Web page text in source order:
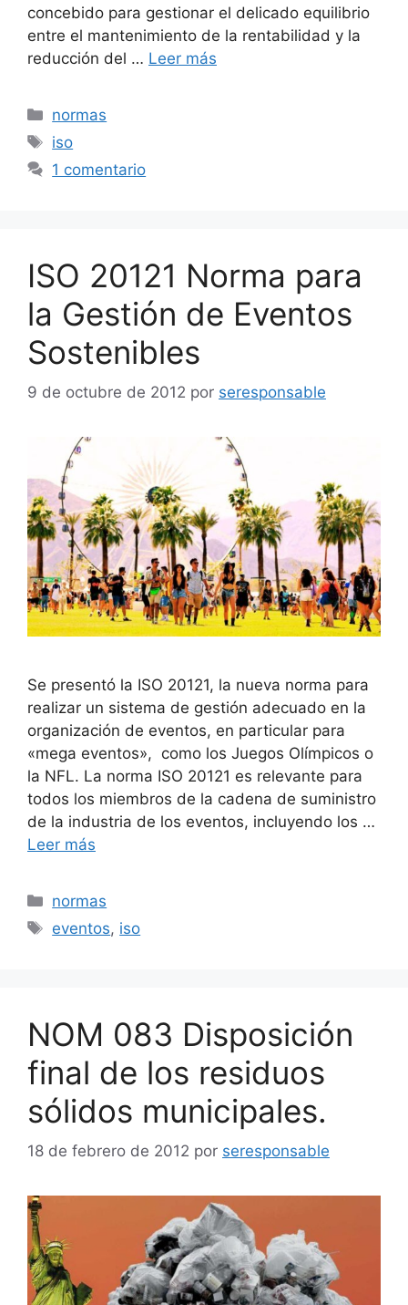
concebido para gestionar el delicado equilibrio
entre el mantenimiento de la rentabilidad y la
reducción del … Leer más
Categorías
normas
Etiquetas
iso
1 comentario
ISO 20121 Norma para
la Gestión de Eventos
Sostenibles
9 de octubre de 2012 por seresponsable
Se presentó la ISO 20121, la nueva norma para
realizar un sistema de gestión adecuado en la
organización de eventos, en particular para
«mega eventos», como los Juegos Olímpicos o
la NFL. La norma ISO 20121 es relevante para
todos los miembros de la cadena de suministro
de la industria de los eventos, incluyendo los …
Leer más
Categorías
normas
Etiquetas
eventos, iso
NOM 083 Disposición
final de los residuos
sólidos municipales.
18 de febrero de 2012 por seresponsable